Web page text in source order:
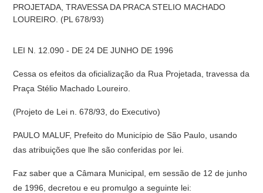
PROJETADA, TRAVESSA DA PRACA STELIO MACHADO
LOUREIRO. (PL 678/93)
LEI N. 12.090 - DE 24 DE JUNHO DE 1996
Cessa os efeitos da oficialização da Rua Projetada, travessa da
Praça Stélio Machado Loureiro.
(Projeto de Lei n. 678/93, do Executivo)
PAULO MALUF, Prefeito do Município de São Paulo, usando
das atribuições que lhe são conferidas por lei.
Faz saber que a Câmara Municipal, em sessão de 12 de junho
de 1996, decretou e eu promulgo a seguinte lei: